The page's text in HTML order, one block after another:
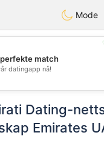
EmiratesChat
Mode
match
datingapp nå!
Dating-
Emirates